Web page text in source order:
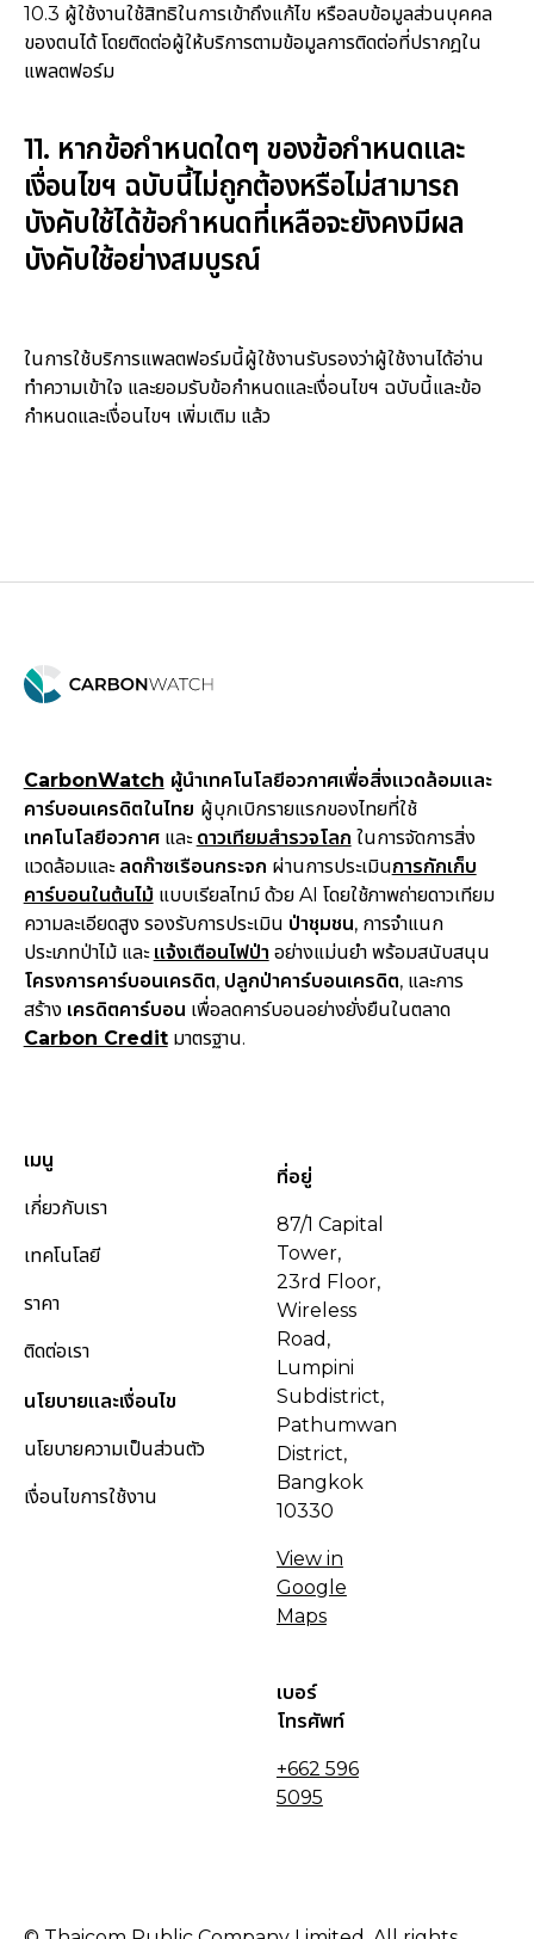
10.3 ผู้ใช้งานใช้สิทธิในการเข้าถึงแก้ไข หรือลบข้อมูลส่วนบุคคล
ของตนได้ โดยติดต่อผู้ให้บริการตามข้อมูลการติดต่อที่ปรากฎใน
แพลตฟอร์ม
11. หากข้อกำหนดใดๆ ของข้อกำหนดและ
เงื่อนไขฯ ฉบับนี้ไม่ถูกต้องหรือไม่สามารถ
บังคับใช้ได้ข้อกำหนดที่เหลือจะยังคงมีผล
บังคับใช้อย่างสมบูรณ์
ในการใช้บริการแพลตฟอร์มนี้ผู้ใช้งานรับรองว่าผู้ใช้งานได้อ่าน
ทำความเข้าใจ และยอมรับข้อกำหนดและเงื่อนไขฯ ฉบับนี้และข้อ
กำหนดและเงื่อนไขฯ เพิ่มเติม แล้ว
CarbonWatch ผู้นำเทคโนโลยีอวกาศเพื่อสิ่งแวดล้อมและ
คาร์บอนเครดิตในไทย ผู้บุกเบิกรายแรกของไทยที่ใช้
เทคโนโลยีอวกาศและ ดาวเทียมสำรวจโลก ในการจัดการสิ่ง
แวดล้อมและ ลดก๊าซเรือนกระจก ผ่านการประเมินการกักเก็บ
คาร์บอนในต้นไม้ แบบเรียลไทม์ ด้วย AI โดยใช้ภาพถ่ายดาวเทียม
ความละเอียดสูง รองรับการประเมิน ป่าชุมชน, การจำแนก
ประเภทป่าไม้ และ แจ้งเตือนไฟป่า อย่างแม่นยำ พร้อมสนับสนุน
โครงการคาร์บอนเครดิต, ปลูกป่าคาร์บอนเครดิต, และการ
สร้าง เครดิตคาร์บอน เพื่อลดคาร์บอนอย่างยั่งยืนในตลาด
Carbon Creditมาตรฐาน.
เมนู
เกี่ยวกับเรา
เทคโนโลยี
ราคา
ติดต่อเรา
นโยบายและเงื่อนไข
นโยบายความเป็นส่วนตัว
เงื่อนไขการใช้งาน
ที่อยู่
87/1 Capital
Tower,
23rd Floor,
Wireless
Road,
Lumpini
Subdistrict,
Pathumwan
District,
Bangkok
10330
View in
Google
Maps
เบอร์
โทรศัพท์
+662 596
5095